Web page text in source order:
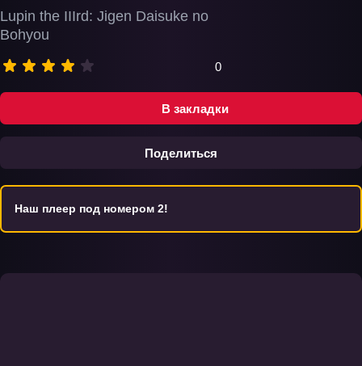
В закладки
Поделиться
Lupin the IIIrd: Jigen Daisuke no
Bohyou
0
Наш плеер под номером 2!